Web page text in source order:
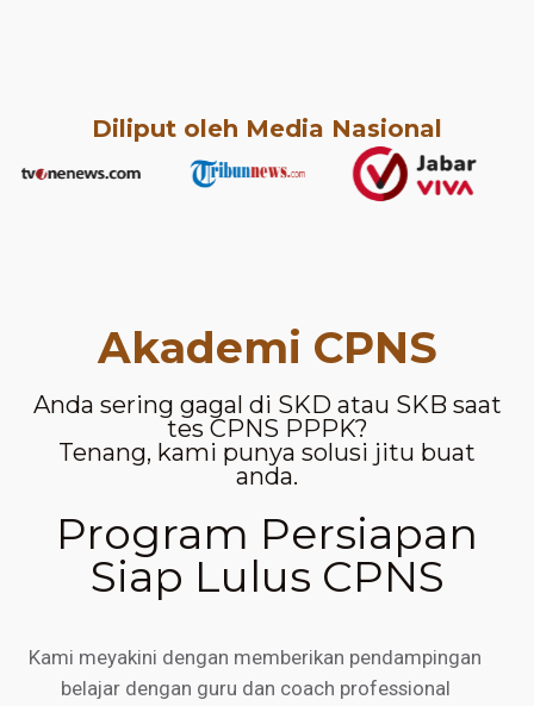
Diliput oleh Media Nasional
Akademi CPNS
Anda sering gagal di SKD atau SKB saat
tes CPNS PPPK?
Tenang, kami punya solusi jitu buat
anda.
Program Persiapan
Siap Lulus CPNS
Kami meyakini dengan memberikan pendampingan
belajar dengan guru dan coach professional